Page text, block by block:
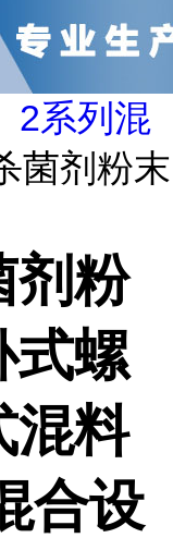
2系列混
菌剂粉末
剂粉
式螺
混料
合设